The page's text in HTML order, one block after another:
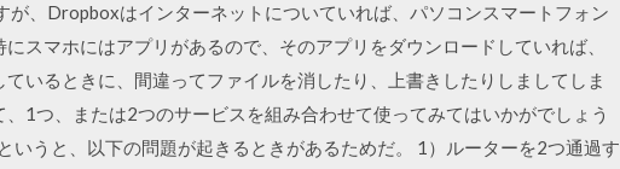
、Dropboxはインターネットについていれば、パソコンスマートフォン
スマホにはアプリがあるので、そのアプリをダウンロードしていれば、
いるときに、間違ってファイルを消したり、上書きしたりしましてしま
1つ、または2つのサービスを組み合わせて使ってみてはいかがでしょう
うと、以下の問題が起きるときがあるためだ。 1）ルーターを2つ通過す